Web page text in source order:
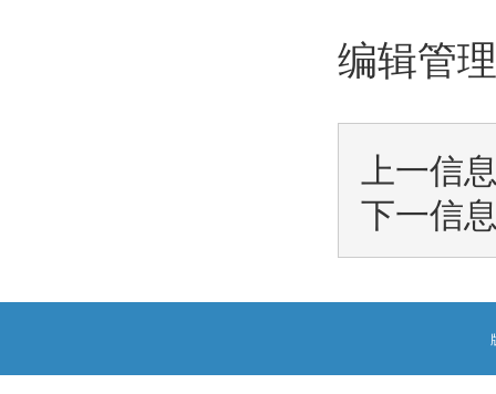
编辑管
上一信
下一信